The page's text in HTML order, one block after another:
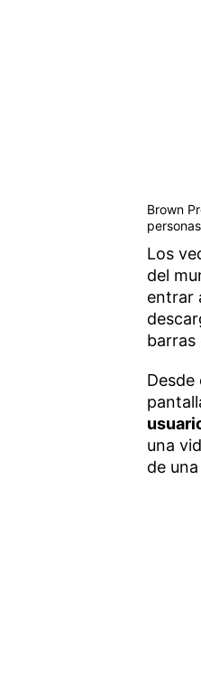
Brown
Los
del
entrar
barras
Desde
una
de